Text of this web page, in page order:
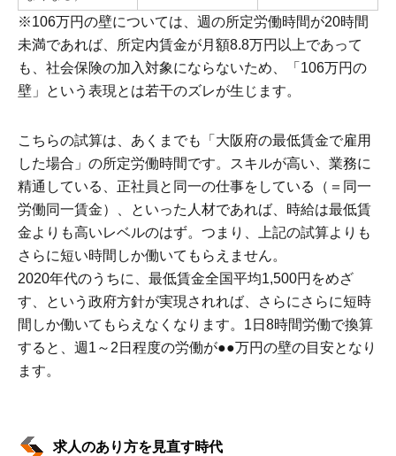
※106万円の壁については、週の所定労働時間が20時間
未満であれば、所定内賃金が月額8.8万円以上であって
も、社会保険の加入対象にならないため、「106万円の
壁」という表現とは若干のズレが生じます。
こちらの試算は、あくまでも「大阪府の最低賃金で雇用
した場合」の所定労働時間です。スキルが高い、業務に
精通している、正社員と同一の仕事をしている（＝同一
労働同一賃金）、といった人材であれば、時給は最低賃
金よりも高いレベルのはず。つまり、上記の試算よりも
さらに短い時間しか働いてもらえません。
2020年代のうちに、最低賃金全国平均1,500円をめざ
す、という政府方針が実現されれば、さらにさらに短時
間しか働いてもらえなくなります。1日8時間労働で換算
すると、週1～2日程度の労働が●●万円の壁の目安となり
ます。
求人のあり方を見直す時代